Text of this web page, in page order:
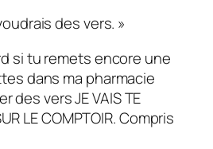
des vers. »
si tu remets encore une
dans ma pharmacie
des vers JE VAIS TE
LE COMPTOIR. Compris